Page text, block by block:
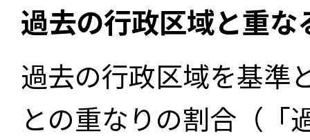
過去の行政区域と重
過去の行政区域を基準
との重なりの割合（「